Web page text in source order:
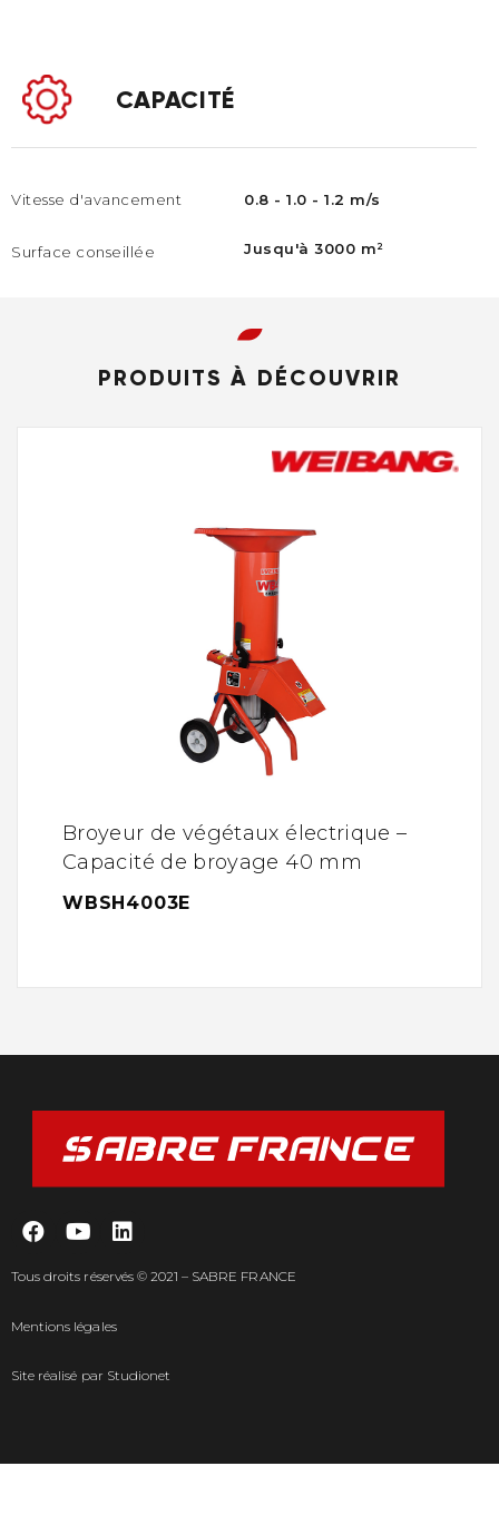
CAPACITÉ
Vitesse d'avancement
Surface conseillée
0.8 - 1.0 - 1.2 m/s
Jusqu'à 3000 m²
PRODUITS À DÉCOUVRIR
Broyeur de végétaux électrique –
Capacité de broyage 40 mm
WBSH4003E
Tous droits réservés © 2021 – SABRE FRANCE
Mentions légales
Site réalisé par Studionet